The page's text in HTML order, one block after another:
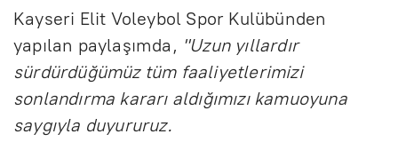
Kayseri Elit Voleybol Spor Kulübünden
yapılan paylaşımda, "Uzun yıllardır
sürdürdüğümüz tüm faaliyetlerimizi
sonlandırma kararı aldığımızı kamuoyuna
saygıyla duyururuz.